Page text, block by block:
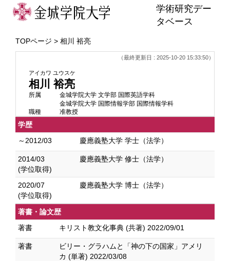
学術研究デー
タベース
TOPページ > 相川 裕亮
（最終更新日 : 2025-10-20 15:33:50）
アイカワ ユウスケ
相川 裕亮
所属
金城学院大学 文学部 国際英語学科
金城学院大学 国際情報学部 国際情報学科
職種
准教授
学歴
～2012/03
慶應義塾大学 学士（法学）
2014/03
(学位取得)
慶應義塾大学 修士（法学）
2020/07
(学位取得)
慶應義塾大学 博士（法学）
著書・論文歴
著書
キリスト教文化事典 (共著) 2022/09/01
著書
ビリー・グラハムと「神の下の国家」アメリ
カ (単著) 2022/03/08